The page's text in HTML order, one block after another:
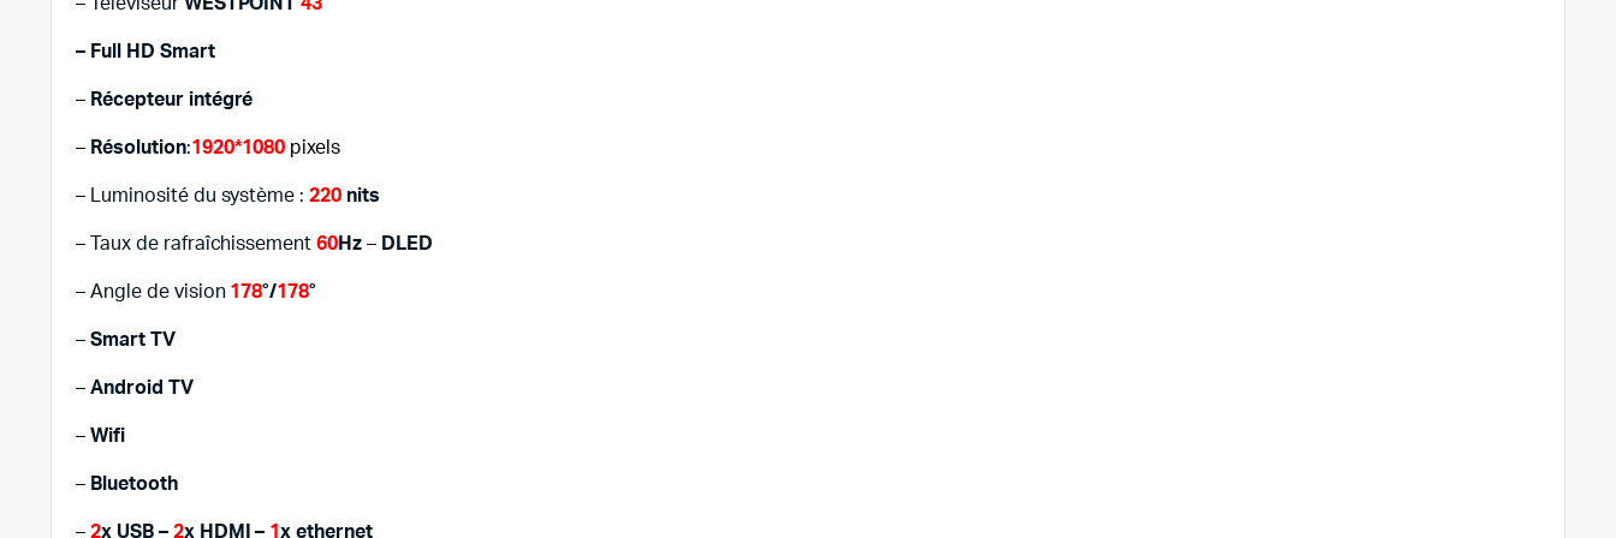
– Full HD Smart
– Récepteur intégré
– Résolution:1920*1080 pixels
– Luminosité du système : 220 nits
– Taux de rafraîchissement60Hz – DLED
– Angle de vision 178°/178°
– Smart TV
– Android TV
– Wifi
– Bluetooth
– 2x USB– 2x HDMI – 1x ethernet